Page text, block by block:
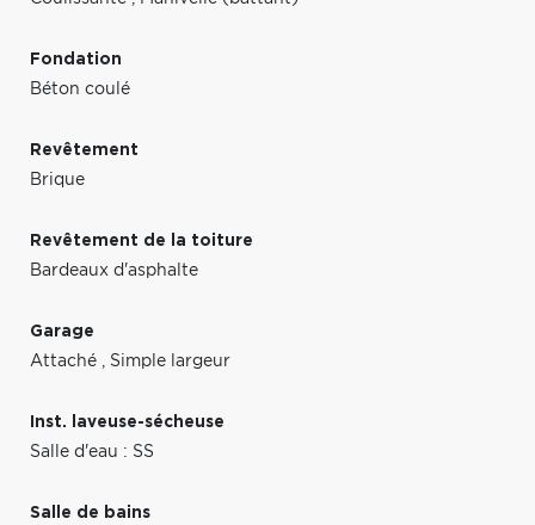
Fondation
Béton coulé
Revêtement
Brique
Revêtement de la toiture
Bardeaux d'asphalte
Garage
Attaché , Simple largeur
Inst. laveuse-sécheuse
Salle d'eau : SS
Salle de bains